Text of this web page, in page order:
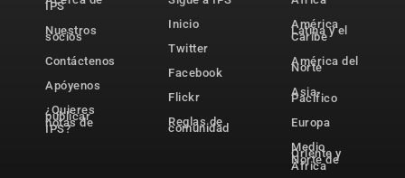
IPS
Nuestros
socios
Contáctenos
Apóyenos
¿Quieres
publicar
notas de
IPS?
Inicio
Twitter
Facebook
Flickr
Reglas de
comunidad
América
Latina y el
Caribe
América del
Norte
Asia-
Pacífico
Europa
Medio
Oriente y
Norte de
África